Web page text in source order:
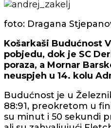
foto: Dragana
Košarkaši Budućnost
pobjedu, dok je SC
poraza, a Mornar
neuspjeh u 14. kolu
Budućnost je u
88:91, preokretom u
su minut i 50 sekundi